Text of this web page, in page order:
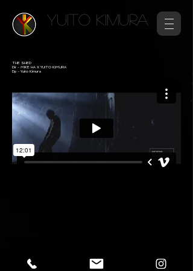
YUITO KIMURA
THE SHED
Dir - MIKE HA X YUITO KIMURA
Dp - Yuito Kimura